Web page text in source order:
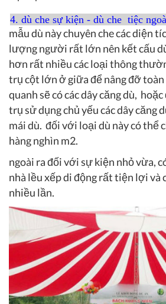
4. dù che sự kiện - dù che tiệc
mẫu dù này chuyên che các diện
lượng người rất lớn nên kết cấu
hơn rất nhiều các loại thông
trụ cột lớn ở giữa để nâng đỡ toàn
quanh sẽ có các dây căng dù,
trụ sử dụng chủ yếu các dây căng
mái dù. đối với loại dù này có thể
hàng nghìn m2.
ngoài ra đối với sự kiện nhỏ vừa,
nhà lều xếp di động rất tiện lợi và
nhiều lần.